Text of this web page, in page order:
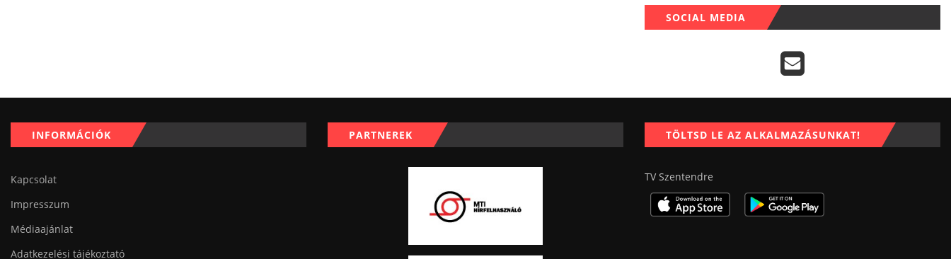
SOCIAL MEDIA
INFORMÁCIÓK
Kapcsolat
Impresszum
Médiaajánlat
Adatkezelési tájékoztató
PARTNEREK TÖLTSD LE AZ ALKALMAZÁSUNKAT!
TV Szentendre